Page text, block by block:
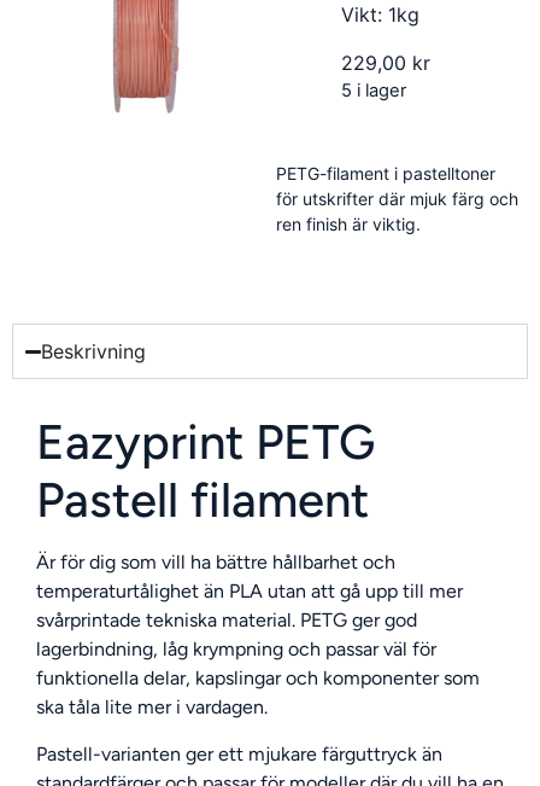
Vikt: 1kg
229,00 kr
5 i lager
PETG-filament i pastelltoner
för utskrifter där mjuk färg och
ren finish är viktig.
Beskrivning
Eazyprint PETG
Pastell filament
Är för dig som vill ha bättre hållbarhet och
temperaturtålighet än PLA utan att gå upp till mer
svårprintade tekniska material. PETG ger god
lagerbindning, låg krympning och passar väl för
funktionella delar, kapslingar och komponenter som
ska tåla lite mer i vardagen.
Pastell-varianten ger ett mjukare färguttryck än